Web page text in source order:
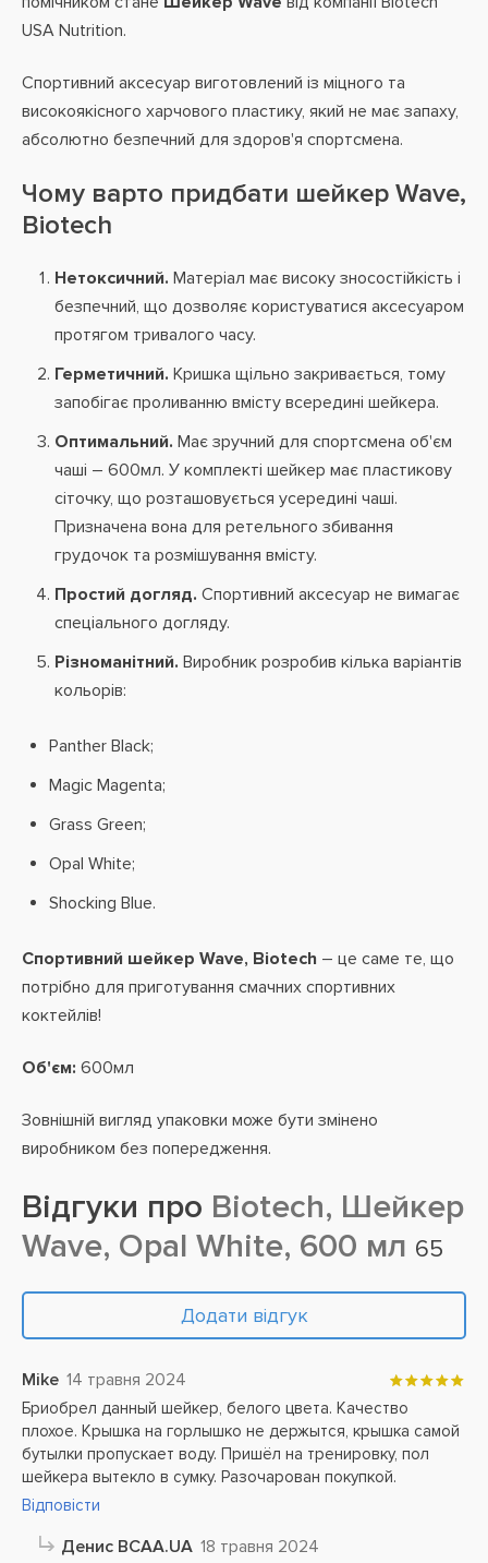
USA Nutrition.
Спортивний аксесуар виготовлений із міцного та
високоякісного харчового пластику, який не має запаху,
абсолютно безпечний для здоров'я спортсмена.
Чому варто придбати шейкер Wave,
Biotech
Нетоксичний. Матеріал має високу зносостійкість і
безпечний, що дозволяє користуватися аксесуаром
протягом тривалого часу.
Герметичний. Кришка щільно закривається, тому
запобігає проливанню вмісту всередині шейкера.
Оптимальний. Має зручний для спортсмена об'єм
чаші – 600мл. У комплекті шейкер має пластикову
сіточку, що розташовується усередині чаші.
Призначена вона для ретельного збивання
грудочок та розмішування вмісту.
Простий догляд. Спортивний аксесуар не вимагає
спеціального догляду.
Різноманітний. Виробник розробив кілька варіантів
кольорів:
Panther Black;
Magic Magenta;
Grass Green;
Opal White;
Shocking Blue.
Спортивний шейкер Wave, Biotech – це саме те, що
потрібно для приготування смачних спортивних
коктейлів!
Об'єм: 600мл
Зовнішній вигляд упаковки може бути змінено
виробником без попередження.
Відгуки про Biotech, Шейкер
Wave, Opal White, 600 мл 65
Додати відгук
Mike 14 травня 2024
Бриобрел данный шейкер, белого цвета. Качество
плохое. Крышка на горлышко не держытся, крышка самой
бутылки пропускает воду. Пришёл на тренировку, пол
шейкера вытекло в сумку. Разочарован покупкой.
Відповісти
Денис BCAA.UA 18 травня 2024